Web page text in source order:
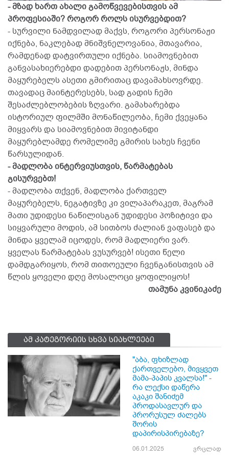
- მზად ხართ ახალი გამოწვევებისთვის ამ
პროფესიაში? როგორ როლს ისურვებდით?
- სურვილი ნამდვილად მაქვს, როგორი პერსონაჟი
იქნება, ნაკლებად მნიშვნელოვანია, მთავარია,
რამდენად დატვირთული იქნება. სიამოვნებით
განვასახიერებდი დადებით პერსონაჟს, მინდა
მაყურებელს ასეთი გმირითაც დავამახსოვრდე.
თავადაც მაინტერესებს, სად გადის ჩემი
შესაძლებლობების ზღვარი. გამახარებდა
ისტორიულ ფილმში მონაწილეობა, ჩემი ქვეყანა
მიყვარს და სიამოვნებით მივიტანდი
მაყურებლამდე რომელიმე გმირის სახეს ჩვენი
წარსულიდან.
- მადლობა ინტერვიუსთვის, წარმატებას
გისურვებთ!
- მადლობა თქვენ, მადლობა ქართველ
მაყურებელს, ნეგატივზე კი ვილაპარაკეთ, მაგრამ
მათი უდიდესი ნაწილისგან უდიდესი პოზიტივი და
სიყვარული მოდის, ამ სითბოს ძალიან ვაფასებ და
მინდა ყველამ იცოდეს, რომ მადლიერი ვარ.
ყველას წარმატებას ვუსურვებ! ისეთი წელი
დამდგარიყოს, რომ თითოეული ჩვენგანისთვის ამ
წლის ყოველი დღე მოსალოცი ყოფილიყოს!
თამუნა კვინიკაძე
ამ კატეგორიის სხვა სიახლეები
"აბა, ფხიზლად
ქართველებო, მივყვეთ
მამა-პაპის კვალსა!" -
რა ლექსი დაწერა
აკაკი შანიძემ
პროდასავლურ და
პრორუსულ ძალებს
შორის
დაპირისპირებაზე?
06.01.2025 ვრცლად